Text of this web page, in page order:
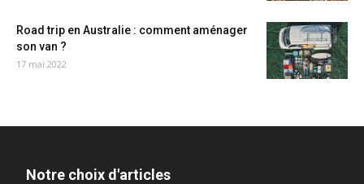
Road trip en Australie : comment aménager
son van ?
17 mai 2022
Notre choix d'articles